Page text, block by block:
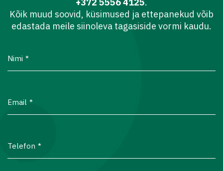
Kõik muud soovid, küsimused ja ettepanekud võib
edastada meile siinoleva tagasiside vormi kaudu.
Nimi
Email
Telefon